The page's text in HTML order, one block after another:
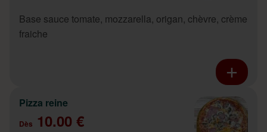
Base sauce tomate, mozzarella, origan, chèvre, crème
fraiche
Pizza reine
Dès 10.00 €